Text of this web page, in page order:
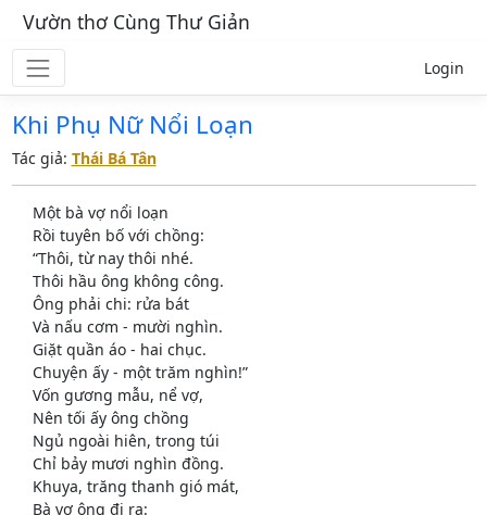
Vườn thơ Cùng Thư Giản
Login
Khi Phụ Nữ Nổi Loạn
Tác giả: Thái Bá Tân
Một bà vợ nổi loạn
Rồi tuyên bố với chồng:
“Thôi, từ nay thôi nhé.
Thôi hầu ông không công.
Ông phải chi: rửa bát
Và nấu cơm - mười nghìn.
Giặt quần áo - hai chục.
Chuyện ấy - một trăm nghìn!”
Vốn gương mẫu, nể vợ,
Nên tối ấy ông chồng
Ngủ ngoài hiên, trong túi
Chỉ bảy mươi nghìn đồng.
Khuya, trăng thanh gió mát,
Bà vợ ông đi ra: